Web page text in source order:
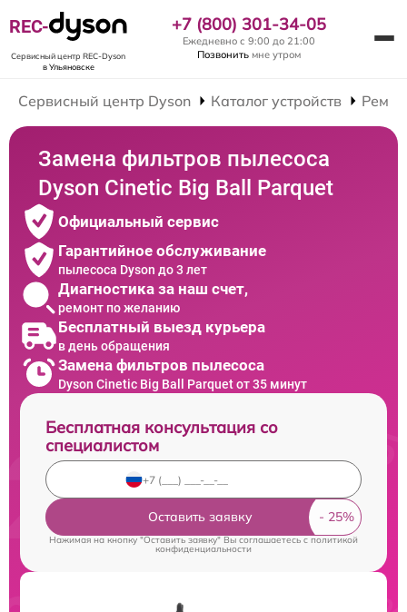
REC-
Сервисный центр REC-Dyson
в Ульяновске
+7 (800) 301-34-05
Ежедневно с 9:00 до 21:00
Позвонить мне утром
Сервисный центр Dyson Каталог устройств
Замена фильтров пылесоса
Dyson Cinetic Big Ball Parquet
Официальный сервис
Гарантийное обслуживание
пылесоса Dyson до 3 лет
Диагностика за наш счет,
ремонт по желанию
Бесплатный выезд курьера
в день обращения
Замена фильтров пылесоса
Dyson Cinetic Big Ball Parquet от 35 минут
Бесплатная консультация со
специалистом
Оставить заявку
Нажимая на кнопку "Оставить заявку" Вы соглашаетесь cполитикой
конфиденциальности